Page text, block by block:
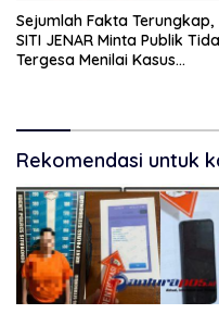
Sejumlah Fakta Terungkap,
SITI JENAR Minta Publik
Tergesa Menilai Kasus
Rekomendasi untuk